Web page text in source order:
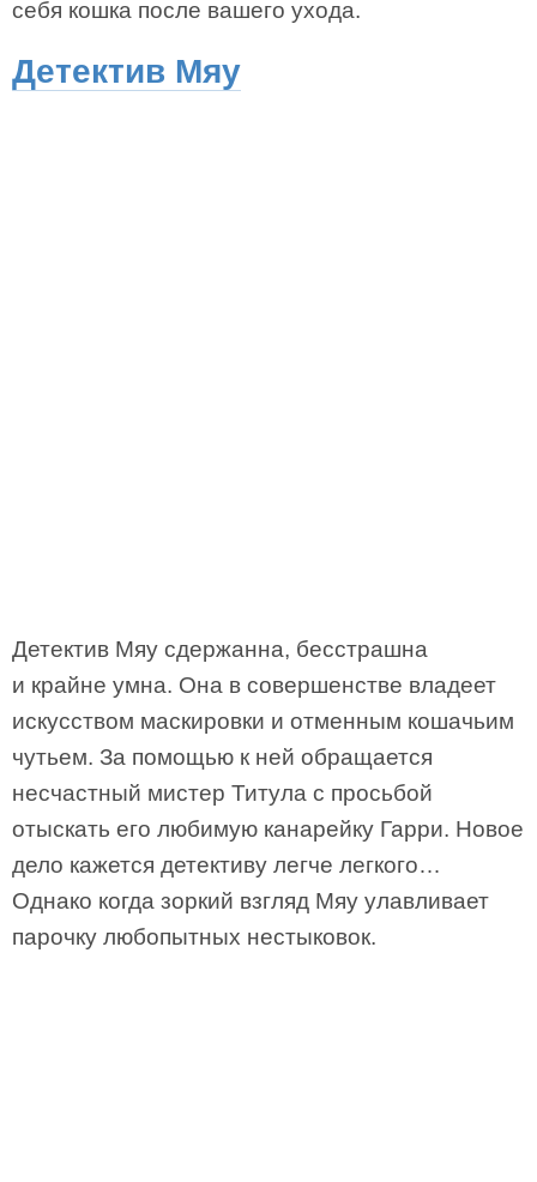
себя кошка после вашего ухода.
Детектив Мяу
Детектив Мяу сдержанна, бесстрашна
и крайне умна. Она в совершенстве владеет
искусством маскировки и отменным кошачьим
чутьем. За помощью к ней обращается
несчастный мистер Титула с просьбой
отыскать его любимую канарейку Гарри. Новое
дело кажется детективу легче легкого…
Однако когда зоркий взгляд Мяу улавливает
парочку любопытных нестыковок.